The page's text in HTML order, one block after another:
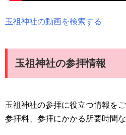
玉祖神社の動画を検索する
玉祖神社の参拝情報
玉祖神社の参拝に役立つ情報を
参拝料、参拝にかかる所要時間